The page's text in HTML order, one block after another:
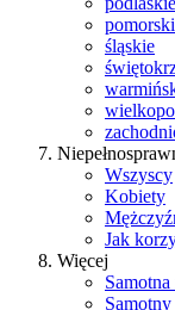
śląskie
Wszyscy
Kobiety
Jak
Więcej
Samotna
Samotny